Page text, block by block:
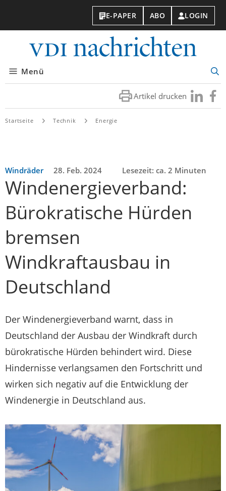
E-PAPER ABO LOGIN
Menü
Artikel drucken Besuchen
Sie
Sie
Startseite Technik Energie
Windräder 28. Feb. 2024 Lesezeit: ca. 2 Minuten
Windenergieverband:
Bürokratische Hürden
bremsen
Windkraftausbau in
Deutschland
Der Windenergieverband warnt, dass in
Deutschland der Ausbau der Windkraft durch
bürokratische Hürden behindert wird. Diese
Hindernisse verlangsamen den Fortschritt und
wirken sich negativ auf die Entwicklung der
Windenergie in Deutschland aus.